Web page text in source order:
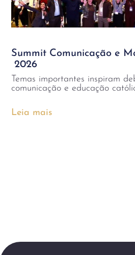
Summit Comunicação e
2026
Temas importantes inspiram
comunicação e educação
Leia mais